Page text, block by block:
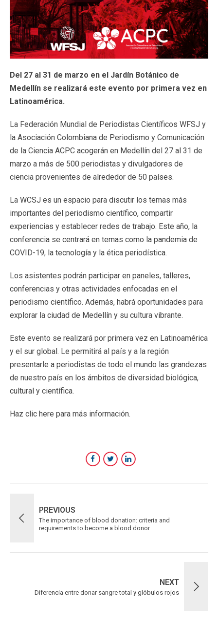
Del 27 al 31 de marzo en el Jardín Botánico de
Medellín se realizará este evento por primera vez en
Latinoamérica.
La Federación Mundial de Periodistas Científicos WFSJ y
la Asociación Colombiana de Periodismo y Comunicación
de la Ciencia ACPC acogerán en Medellín del 27 al 31 de
marzo a más de 500 periodistas y divulgadores de
ciencia provenientes de alrededor de 50 países.
La WCSJ es un espacio para discutir los temas más
importantes del periodismo científico, compartir
experiencias y establecer redes de trabajo. Este año, la
conferencia se centrará en temas como la pandemia de
COVID-19, la tecnología y la ética periodística.
Los asistentes podrán participar en paneles, talleres,
conferencias y otras actividades enfocadas en el
periodismo científico. Además, habrá oportunidades para
explorar la ciudad de Medellín y su cultura vibrante.
Este evento se realizará por primera vez en Latinoamérica
y el sur global. Le permitirá al país y a la región
presentarle a periodistas de todo el mundo las grandezas
de nuestro país en los ámbitos de diversidad biológica,
cultural y científica.
Haz clic here para más información.
PREVIOUS
The importance of blood donation: criteria and
requirements to become a blood donor.
NEXT
Diferencia entre donar sangre total y glóbulos rojos